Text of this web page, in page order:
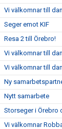
Vi välkomnar till
Seger emot KIF
Resa 2 till Örebro!
Vi välkomnar till
Vi välkomnar till
Ny
Nytt samarbete
Storseger i Örebro
Vi välkomnar